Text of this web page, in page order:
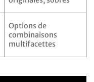
Options de
combinaisons
multifacettes